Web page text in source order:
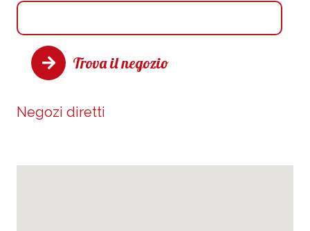
Trova il negozio
Negozi diretti